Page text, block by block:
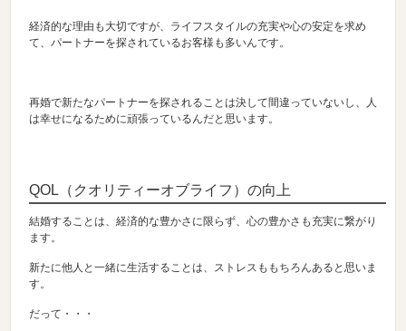
経済的な理由も大切ですが、ライフスタイルの充実や心の安定を求め
て、パートナーを探されているお客様も多いんです。
再婚で新たなパートナーを探されることは決して間違っていないし、人
は幸せになるために頑張っているんだと思います。
QOL（クオリティーオブライフ）の向上
結婚することは、経済的な豊かさに限らず、心の豊かさも充実に繋がり
ます。
新たに他人と一緒に生活することは、ストレスももちろんあると思いま
す。
だって・・・